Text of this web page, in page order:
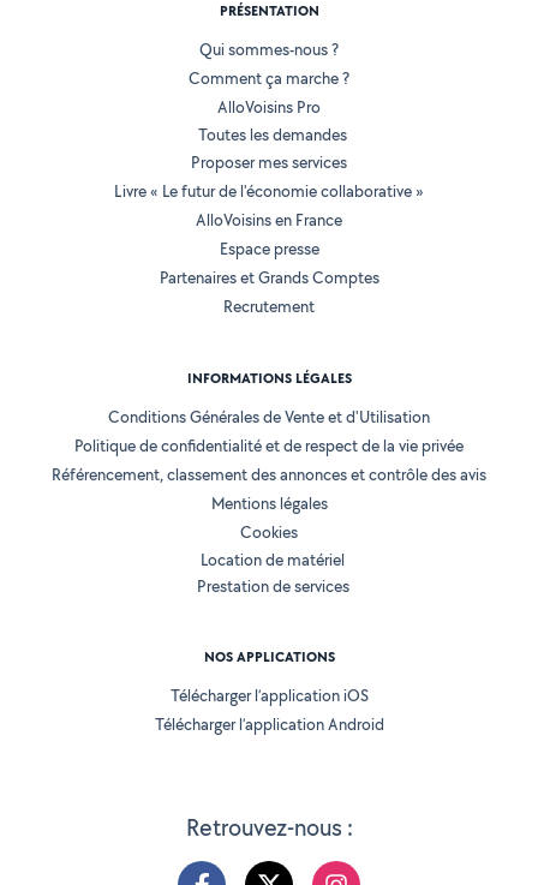
Retrouvez-nous :
PRÉSENTATION
Qui sommes-nous ?
Comment ça marche ?
AlloVoisins Pro
Toutes les demandes
Proposer mes services
Livre « Le futur de l'économie collaborative »
AlloVoisins en France
Espace presse
Partenaires et Grands Comptes
Recrutement
INFORMATIONS LÉGALES
Conditions Générales de Vente et d'Utilisation
Politique de confidentialité et de respect de la vie privée
Référencement, classement des annonces et contrôle des avis
Mentions légales
Cookies
Location de matériel
Prestation de services
NOS APPLICATIONS
Télécharger l’application iOS
Télécharger l’application Android